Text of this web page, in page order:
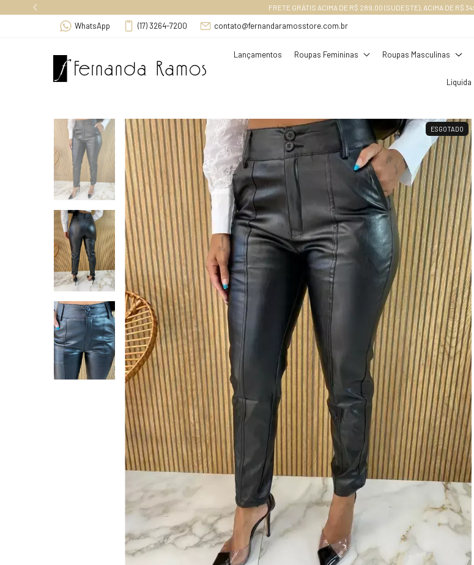
DE R$ 289,00 (SUDESTE), ACIMA DE R$ 349,00, OUTROS ESTADOS.
WhatsApp (17) 3264-7200 contato@fernandaramosstore.com.br
Lançamentos Roupas Femininas Roupas Masculinas
Liquida
ESGOTADO